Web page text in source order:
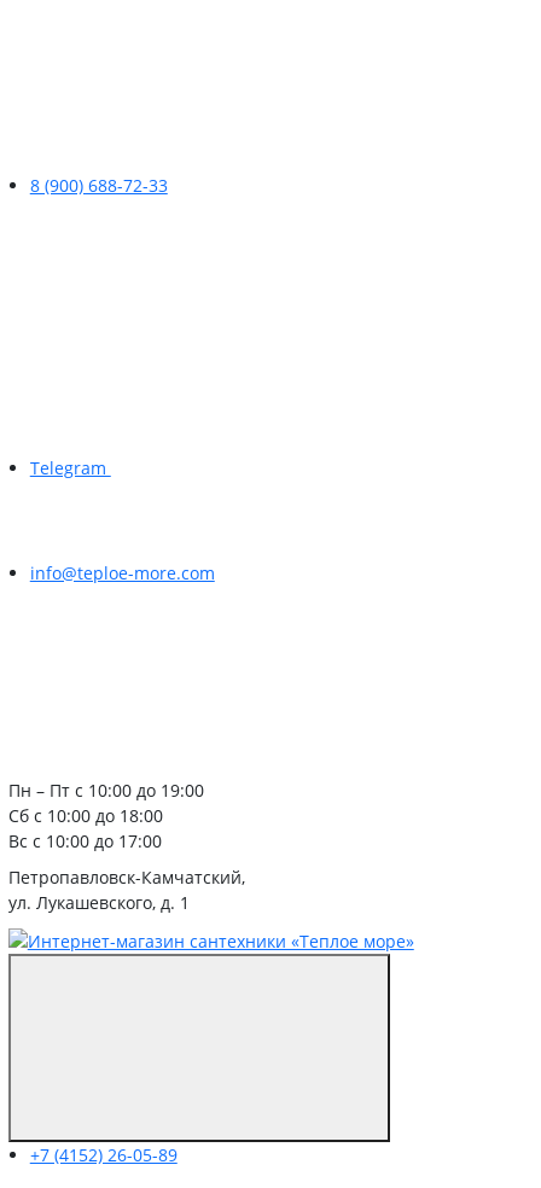
8 (900) 688-72-33
Telegram
info@teploe-more.com
Пн – Пт с 10:00 до 19:00
Сб с 10:00 до 18:00
Вс с 10:00 до 17:00
Петропавловск-Камчатский,
ул. Лукашевского, д. 1
+7 (4152) 26-05-89